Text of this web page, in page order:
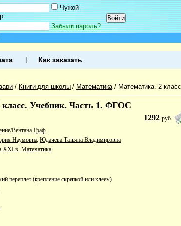
Чужой
Забыли пароль?
Как заказать
/ Книги для школы / Математика/ Математика. 2 класс
Учебник. Часть 1. ФГОС
1292руб
Вентана-Граф
Наумовна Юдачева Татьяна Владимировна
XXI в. Математика
переплет (крепление скрепкой или клеем)